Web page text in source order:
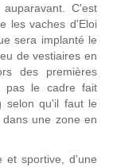
C'est
les vaches d'Eloi
sera implanté le
de vestiaires en
des premières
pas le cadre fait
selon qu'il faut le
une zone en
et sportive, d'une